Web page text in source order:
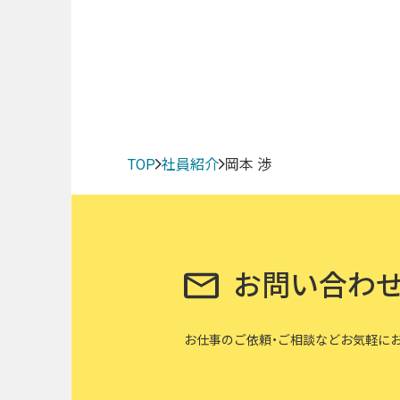
TOP 社員紹介 岡本 渉
お問い合わ
お仕事のご依頼・ご相談などお気軽に